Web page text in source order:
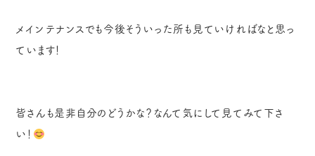
メインテナンスでも今後そういった所も見ていければなと思っ
ています！
皆さんも是非自分のどうかな？なんて気にして見てみて下さ
い！